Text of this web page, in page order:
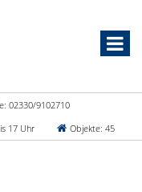
02330/9102710
17 Uhr
Objekte: 45